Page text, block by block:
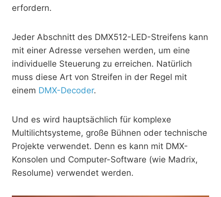
erfordern.
Jeder Abschnitt des DMX512-LED-Streifens kann
mit einer Adresse versehen werden, um eine
individuelle Steuerung zu erreichen. Natürlich
muss diese Art von Streifen in der Regel mit
einem DMX-Decoder.
Und es wird hauptsächlich für komplexe
Multilichtsysteme, große Bühnen oder technische
Projekte verwendet. Denn es kann mit DMX-
Konsolen und Computer-Software (wie Madrix,
Resolume) verwendet werden.